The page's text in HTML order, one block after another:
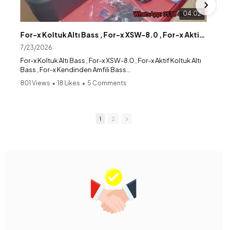
04:02
For-x Koltuk Altı Bass , For-x XSW-8.0 , For-x Aktif Koltuk Altı Bass , For-x Kendinden Amfili Bass
7/23/2026
For-x Koltuk Altı Bass , For-x XSW-8.0 , For-x Aktif Koltuk Altı
Bass , For-x Kendinden Amfili Bass
Web : www.ysnsounds.com
801 Views • 18 Likes • 5 Comments
1 2